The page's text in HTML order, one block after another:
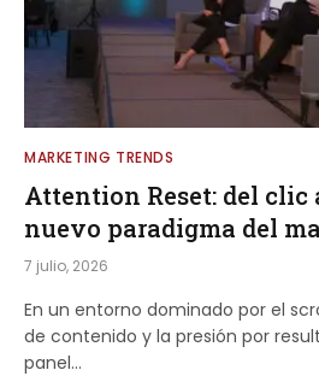
MARKETING TRENDS
Attention Reset: del clic
nuevo paradigma del
7 julio, 2026
En un entorno dominado por el
de contenido y la presión por
panel…